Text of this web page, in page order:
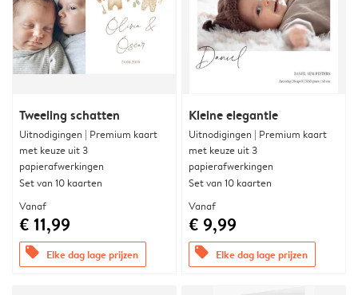
Tweeling schatten
Uitnodigingen | Premium kaart
met keuze uit 3
papierafwerkingen
Set van 10 kaarten
Vanaf
€ 11,99
offers Elke dag lage prijzen
Kleine elegantie
Uitnodigingen | Premium kaart
met keuze uit 3
papierafwerkingen
Set van 10 kaarten
Vanaf
€ 9,99
offers Elke dag lage prijzen